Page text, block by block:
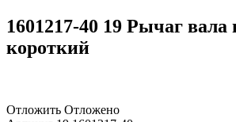
1601217-40 19 Рычаг вала
короткий
Отложить Отложено